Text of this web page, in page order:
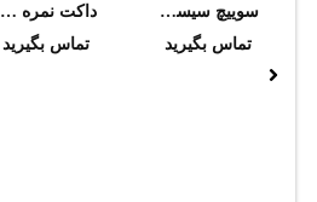
سوييچ سيسکو مدل WS-C3750G-12S-S
تماس بگیرید
داکت نمره 10*16 طرح چوب سوپيتا
تماس بگیرید